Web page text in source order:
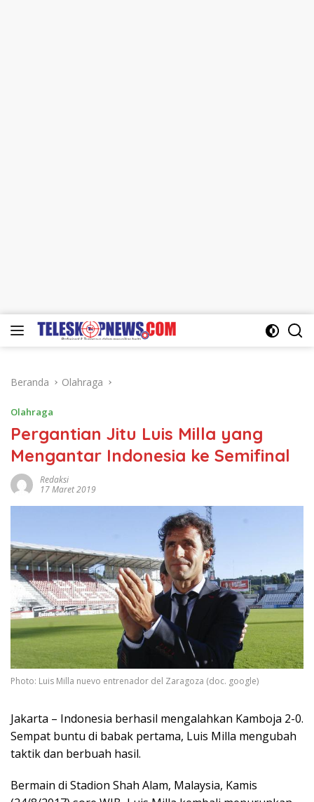
Langsung
Beranda Olahraga
Olahraga
Pergantian Jitu Luis Milla yang
Mengantar Indonesia ke Semifinal
Redaksi
17 Maret 2019
Photo: Luis Milla nuevo entrenador del Zaragoza (doc. google)
Jakarta – Indonesia berhasil mengalahkan Kamboja 2-0.
Sempat buntu di babak pertama, Luis Milla mengubah
taktik dan berbuah hasil.
Bermain di Stadion Shah Alam, Malaysia, Kamis